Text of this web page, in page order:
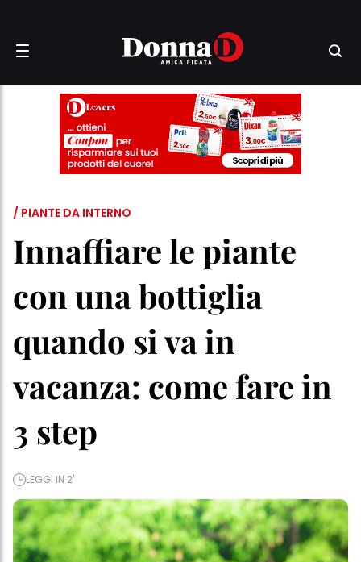
/ PIANTE DA INTERNO
Innaffiare le piante
con una bottiglia
quando si va in
vacanza: come fare in
3 step
LEGGI IN 2'